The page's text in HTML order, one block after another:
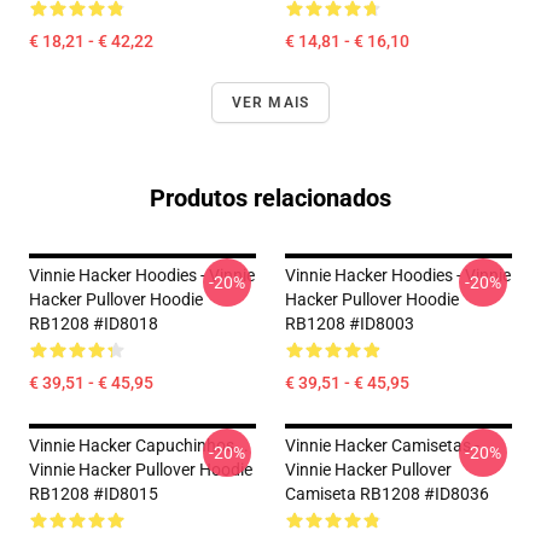
€ 18,21 - € 42,22 € 14,81 - € 16,10
VER MAIS
Produtos relacionados
Vinnie Hacker Hoodies - Vinnie
Hacker Pullover Hoodie
RB1208 #ID8018
€ 39,51 - € 45,95
-20%
Vinnie Hacker Hoodies - Vinnie
Hacker Pullover Hoodie
RB1208 #ID8003
€ 39,51 - € 45,95
-20%
Vinnie Hacker Capuchinhos...
Vinnie Hacker Pullover Hoodie
RB1208 #ID8015
-20%
Vinnie Hacker Camisetas -
Vinnie Hacker Pullover
Camiseta RB1208 #ID8036
-20%